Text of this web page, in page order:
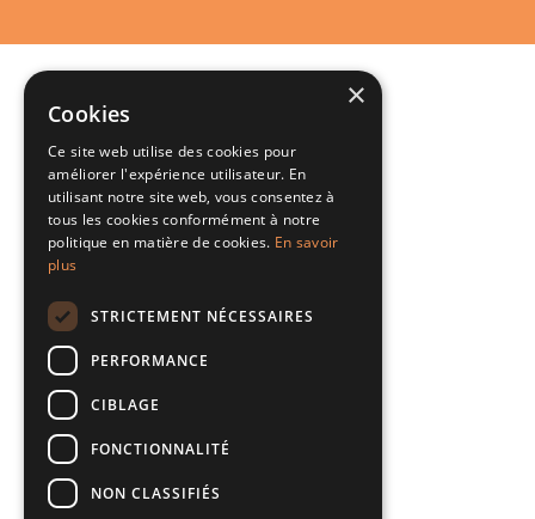
×
Cookies
Ce site web utilise des cookies pour
améliorer l'expérience utilisateur. En
utilisant notre site web, vous consentez à
tous les cookies conformément à notre
politique en matière de cookies. En savoir
plus
STRICTEMENT NÉCESSAIRES
PERFORMANCE
CIBLAGE
FONCTIONNALITÉ
NON CLASSIFIÉS